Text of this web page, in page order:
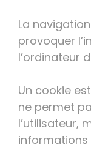
La
provoquer
l’ordinateur
Un cookie
ne permet
l’utilisateur,
informations